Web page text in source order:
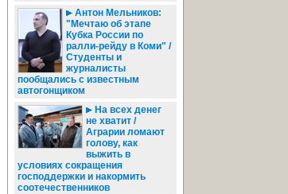
Антон Мельников:
"Мечтаю об этапе
Кубка России по
ралли-рейду в Коми" /
Студенты и
журналисты
пообщались с известным
автогонщиком
На всех денег
не хватит /
Аграрии ломают
голову, как
выжить в
условиях сокращения
господдержки и накормить
соотечественников